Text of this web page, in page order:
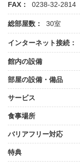
FAX：
0238-32-2814
総部屋数： 30室
インターネット接続：
館内の設備
部屋の設備・備品
サービス
食事場所
バリアフリー対応
特典